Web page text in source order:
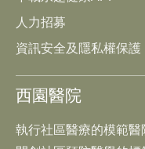
人力招募
資訊安全及隱私權保護
西園醫院
執行社區醫療的模範醫